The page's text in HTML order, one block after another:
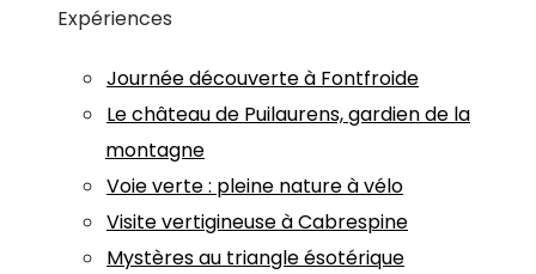
Expériences
Journée découverte à Fontfroide
Le château de Puilaurens, gardien de la
montagne
Voie verte : pleine nature à vélo
Visite vertigineuse à Cabrespine
Mystères au triangle ésotérique